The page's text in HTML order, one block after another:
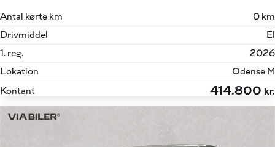
Antal kørte km
0 km
Drivmiddel
El
1. reg.
2026
Lokation
Odense M
Kontant
414.800 kr.